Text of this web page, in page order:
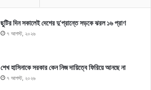
ছুটির দিন সকালেই দেশের দু’প্রান্তে সড়কে ঝরল ১৬ প্রাণ
৭ আগস্ট, ২০২৬
শেখ হাসিনাকে সরকার কেন নিজ দায়িত্বে ফিরিয়ে আনছে না
৭ আগস্ট, ২০২৬